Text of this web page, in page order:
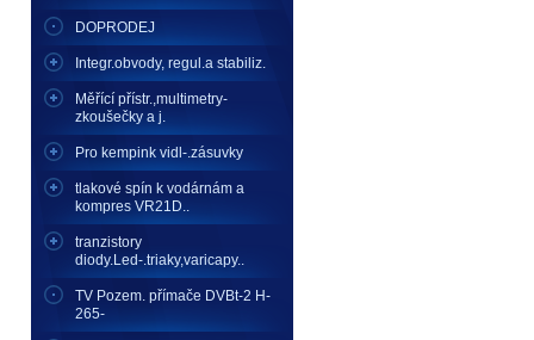
DOPRODEJ
Integr.obvody, regul.a stabiliz.
Měřící přístr.,multimetry-
zkoušečky a j.
Pro kempink vidl-.zásuvky
tlakové spín k vodárnám a
kompres VR21D..
tranzistory
diody.Led-.triaky,varicapy..
TV Pozem. přímače DVBt-2 H-
265-